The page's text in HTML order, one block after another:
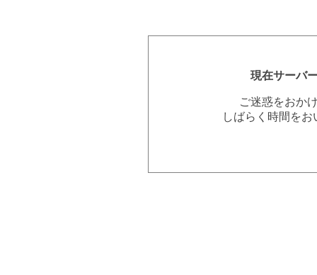
現在サーバ
ご迷惑をおか
しばらく時間を